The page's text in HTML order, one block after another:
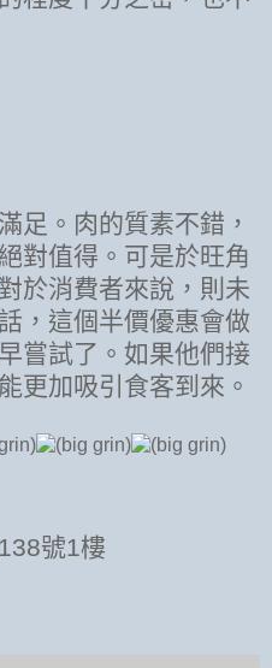
足。肉的質素不錯，
對值得。可是於旺角
於消費者來說，則未
，這個半價優惠會做
嘗試了。如果他們接
更加吸引食客到來。
號1樓